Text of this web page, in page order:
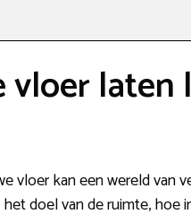
laten
vloer kan een wereld van
doel van de ruimte,